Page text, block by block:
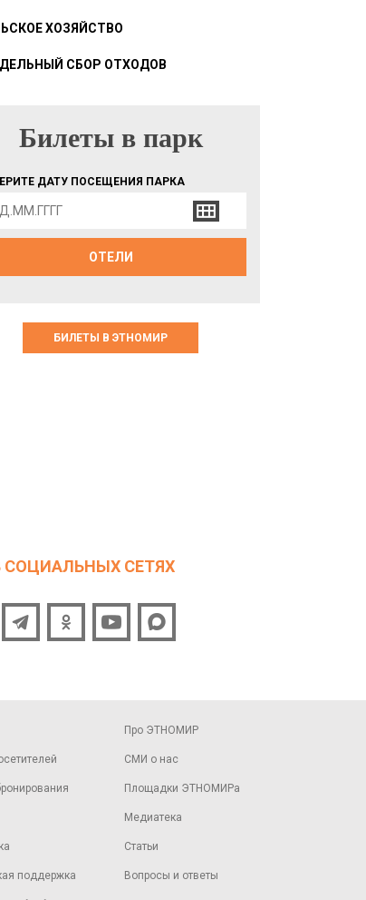
ХОЗЯЙСТВО
СБОР ОТХОДОВ
БИЛЕТЫ В ПАРК
Билеты в парк
ДАТУ ПОСЕЩЕНИЯ ПАРКА
ОТЕЛИ
БИЛЕТЫ В ЭТНОМИР
СЕТЯХ
поддержка
Про ЭТНОМИР
СМИ о нас
Площадки ЭТНОМИРа
Медиатека
Статьи
Вопросы и ответы